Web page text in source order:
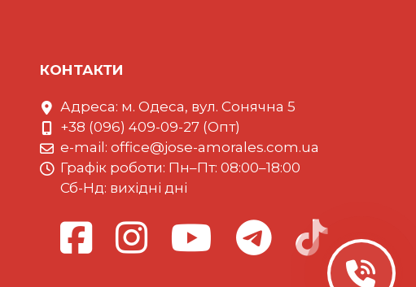
КОНТАКТИ
Адреса: м. Одеса, вул. Сонячна 5
+38 (096) 409-09-27 (Опт)
e-mail: office@jose-amorales.com.ua
Графiк роботи: Пн–Пт: 08:00–18:00
Сб-Нд: вихідні дні